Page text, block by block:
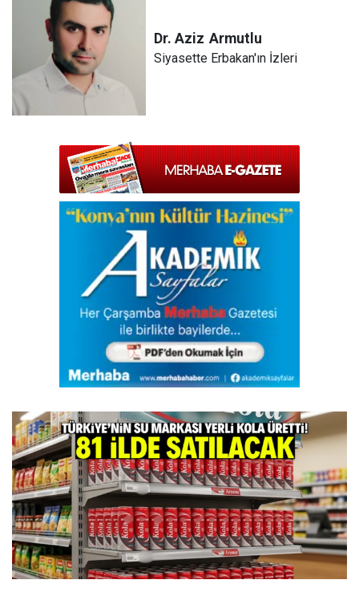
Dr. Aziz Armutlu
Siyasette Erbakan'ın İzleri